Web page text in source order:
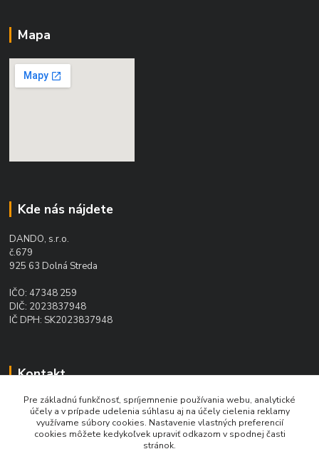
Mapa
Kde nás nájdete
DANDO, s.r.o.
č.679
925 63 Dolná Streda
IČO: 47348 259
DIČ: 2023837948
IČ DPH: SK2023837948
Kontakt
Ing. Daniel Doboš
+421 902 331 936
(Po-Pia, 8-16 hod.)
Pre základnú funkčnosť, spríjemnenie používania webu, analytické
účely a v prípade udelenia súhlasu aj na účely cielenia reklamy
využívame súbory cookies. Nastavenie vlastných preferencií
cookies môžete kedykoľvek upraviť odkazom v spodnej časti
stránok.